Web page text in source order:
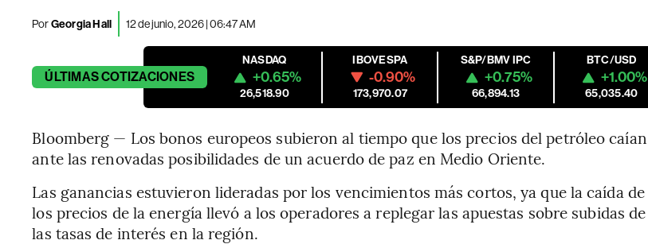
PorGeorgia Hall 12 de junio, 2026 | 06:47 AM
ÚLTIMASCOTIZACIONES
NASDAQ
+0.65%
26,518.90
IBOVESPA
-0.90%
173,970.07
S&P/BMV IPC
+0.75%
66,894.13
BTC/USD
+1.00%
65,035.40
Bloomberg — Los bonos europeos subieron al tiempo que los precios del petróleo caían
ante las renovadas posibilidades de un acuerdo de paz en Medio Oriente.
Las ganancias estuvieron lideradas por los vencimientos más cortos, ya que la caída de
los precios de la energía llevó a los operadores a replegar las apuestas sobre subidas de
las tasas de interés en la región.